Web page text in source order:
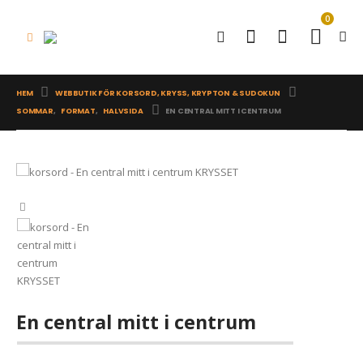
0
HEM
WEBBUTIK FÖR KORSORD, KRYSS, KRYPTON & SUDOKUN
SOMMAR, FORMAT, HALVSIDA EN CENTRAL MITT I CENTRUM
En central mitt i centrum
Påskkäringar har högtflygande planer
0out of 5
359kr